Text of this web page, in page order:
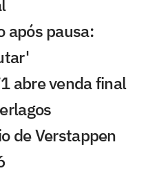
após pausa:
abre venda final
de Verstappen